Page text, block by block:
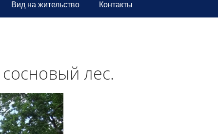
Вид на жительство Контакты
лес.